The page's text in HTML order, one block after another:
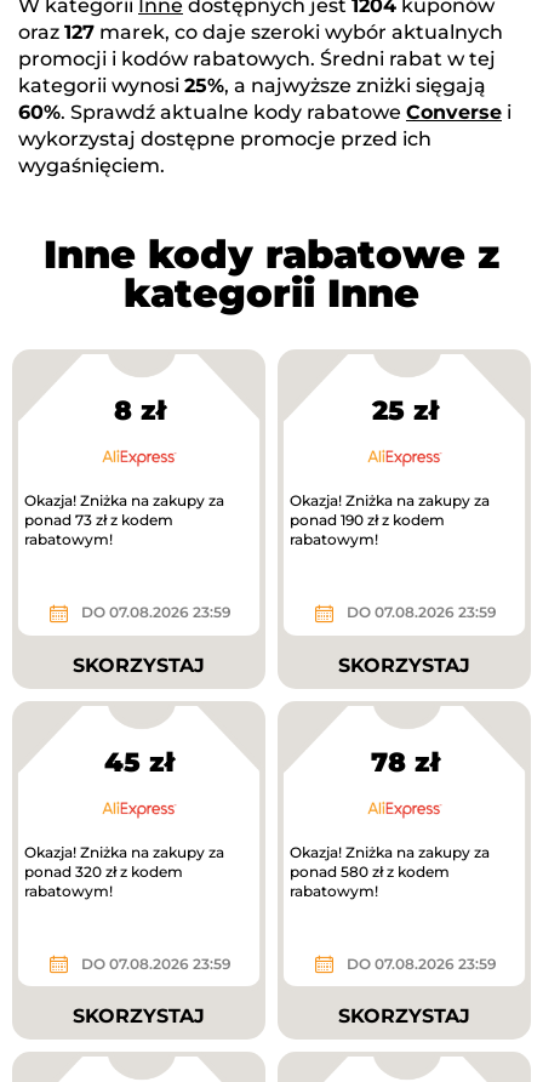
W kategorii Inne dostępnych jest 1204 kuponów
oraz 127 marek, co daje szeroki wybór aktualnych
promocji i kodów rabatowych. Średni rabat w tej
kategorii wynosi 25%, a najwyższe zniżki sięgają
60%. Sprawdź aktualne kody rabatowe Converse i
wykorzystaj dostępne promocje przed ich
wygaśnięciem.
Inne kody rabatowe z
kategorii Inne
8 zł
Okazja! Zniżka na zakupy za
ponad 73 zł z kodem
rabatowym!
DO 07.08.2026 23:59
SKORZYSTAJ
25 zł
Okazja! Zniżka na zakupy za
ponad 190 zł z kodem
rabatowym!
DO 07.08.2026 23:59
SKORZYSTAJ
45 zł
Okazja! Zniżka na zakupy za
ponad 320 zł z kodem
rabatowym!
DO 07.08.2026 23:59
SKORZYSTAJ
78 zł
Okazja! Zniżka na zakupy za
ponad 580 zł z kodem
rabatowym!
DO 07.08.2026 23:59
SKORZYSTAJ